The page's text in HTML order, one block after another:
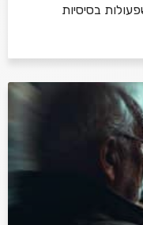
בסיסיות